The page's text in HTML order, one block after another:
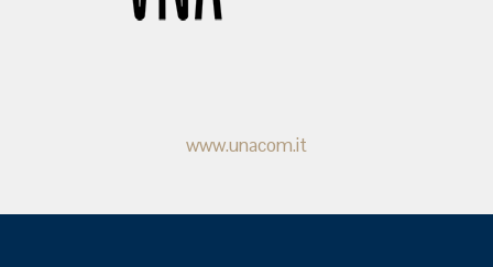
www.unacom.it